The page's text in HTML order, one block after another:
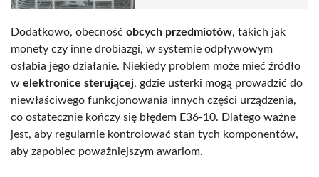
Dodatkowo, obecność obcych przedmiotów, takich jak
monety czy inne drobiazgi, w systemie odpływowym
osłabia jego działanie. Niekiedy problem może mieć źródło
w elektronice sterującej, gdzie usterki mogą prowadzić do
niewłaściwego funkcjonowania innych części urządzenia,
co ostatecznie kończy się błędem E36-10. Dlatego ważne
jest, aby regularnie kontrolować stan tych komponentów,
aby zapobiec poważniejszym awariom.